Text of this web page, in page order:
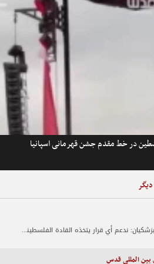
در خط مقدم جشن قهرمانی اسپانیا
الرئيس بزشكيان: ندعم أي قرار يتخذه القادة الفلسطينيون في مسار المفاوضات
بین المللی قدس